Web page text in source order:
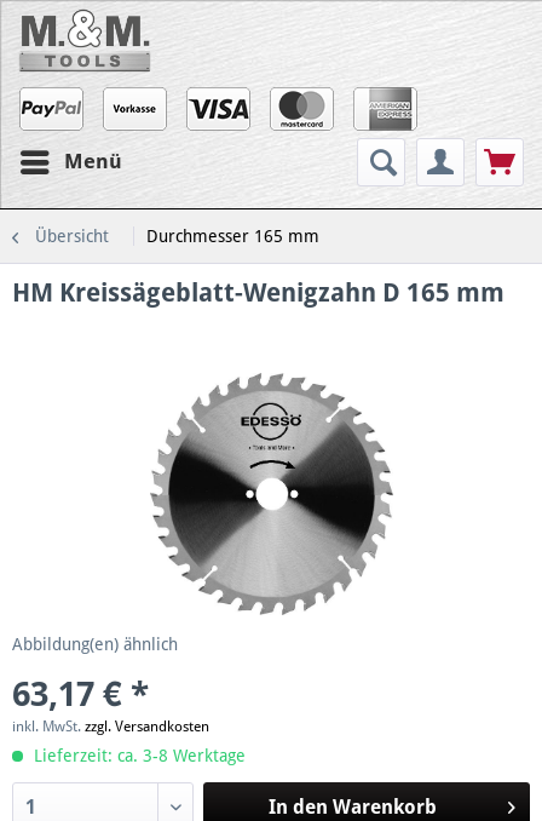
Menü
Übersicht Durchmesser 165 mm
HM Kreissägeblatt-Wenigzahn D 165 mm
Abbildung(en) ähnlich
63,17 € *
inkl. MwSt. zzgl. Versandkosten
Lieferzeit: ca. 3-8 Werktage
In den Warenkorb